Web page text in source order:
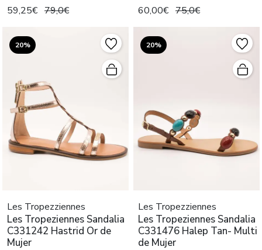
59,25€ 79,0€ 60,00€ 75,0€
20%
Les Tropezziennes
Les Tropeziennes Sandalia
C331242 Hastrid Or de
Mujer
20%
Les Tropezziennes
Les Tropeziennes Sandalia
C331476 Halep Tan- Multi
de Mujer